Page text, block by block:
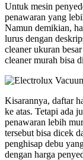
Untuk mesin
penawaran yang
Namun demikian,
lurus dengan
cleaner ukuran
cleaner murah bisa
Kisarannya, daftar
ke atas. Tetapi ada
penawaran lebih
tersebut bisa dicek
penghisap debu
dengan harga